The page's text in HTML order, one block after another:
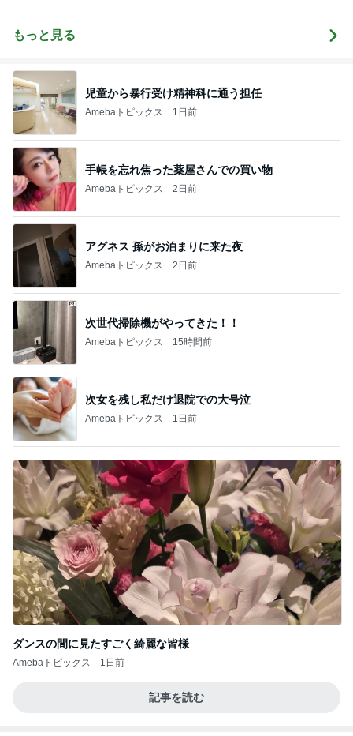
診断&顔分析
メイクレッス
もっと見る
児童から暴行受け精神科に通う担任
Amebaトピックス 1日前
手帳を忘れ焦った薬屋さんでの買い物
Amebaトピックス 2日前
アグネス 孫がお泊まりに来た夜
Amebaトピックス 2日前
次世代掃除機がやってきた！！
Amebaトピックス 15時間前
次女を残し私だけ退院での大号泣
Amebaトピックス 1日前
ダンスの間に見たすごく綺麗な皆様
Amebaトピックス 1日前
記事を読む